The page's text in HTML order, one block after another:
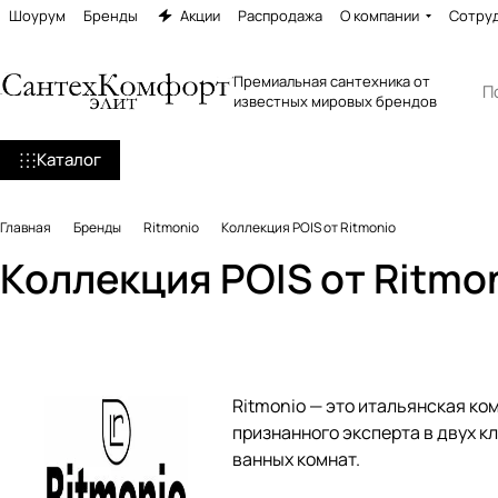
Шоурум Бренды Акции Распродажа О компании
Премиальная сантехника от
известных мировых брендов
Каталог
Главная Бренды Ritmonio Коллекция POIS от Ritmonio
Коллекция POIS от
Ritmonio — это итальянская
признанного эксперта в двух
ванных комнат.